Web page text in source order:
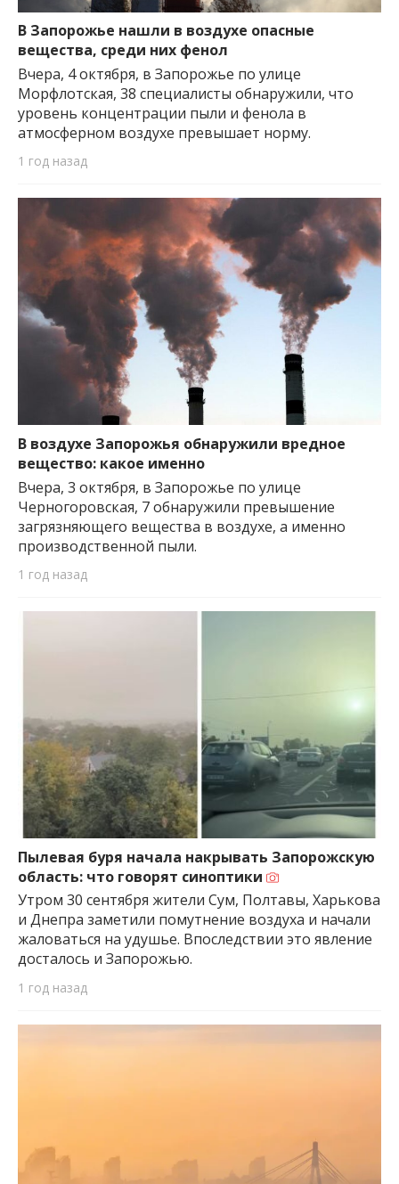
важную информацию о событиях
города Запорожья и области.
В Запорожье нашли в воздухе опасные
вещества, среди них фенол
Вчера, 4 октября, в Запорожье по улице
Морфлотская, 38 специалисты обнаружили, что
уровень концентрации пыли и фенола в
атмосферном воздухе превышает норму.
1 год назад
В воздухе Запорожья обнаружили вредное
вещество: какое именно
Вчера, 3 октября, в Запорожье по улице
Черногоровская, 7 обнаружили превышение
загрязняющего вещества в воздухе, а именно
производственной пыли.
1 год назад
Пылевая буря начала накрывать Запорожскую
область: что говорят синоптики
Утром 30 сентября жители Сум, Полтавы, Харькова
и Днепра заметили помутнение воздуха и начали
жаловаться на удушье. Впоследствии это явление
досталось и Запорожью.
1 год назад